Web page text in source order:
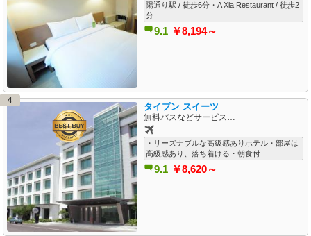
陽通り駅 / 徒歩6分・A Xia Restaurant / 徒歩2
分
9.1 ￥8,194～
4
タイプン スイーツ
・リーズナブルな高級感ありホテル・部屋は
高級感あり、落ち着ける・朝食付
9.1 ￥8,620～